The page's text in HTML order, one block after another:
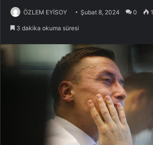
ÖZLEM EYİSOY Şubat 8, 2024 0 1
3 dakika okuma süresi